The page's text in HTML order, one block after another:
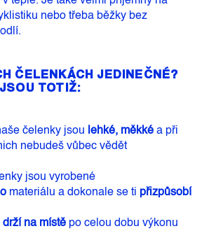
nebo třeba běžky bez
ČELENKÁCH JEDINEČNÉ?
TOTIŽ:
čelenky jsou lehké, měkké a při
nebudeš vůbec vědět
jsou vyrobené
materiálu a dokonale se ti přizpůsobí
drží na místě po celou dobu výkonu